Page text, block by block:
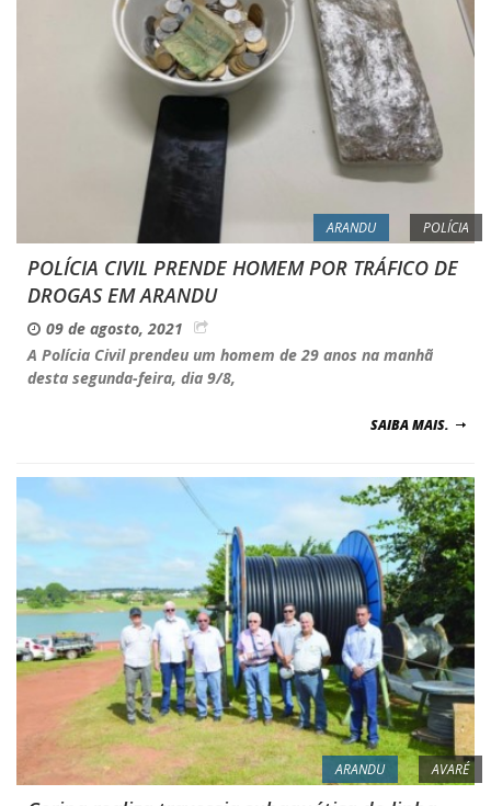
ARANDU POLÍCIA
POLÍCIA CIVIL PRENDE HOMEM POR TRÁFICO DE
DROGAS EM ARANDU
09 de agosto, 2021
A Polícia Civil prendeu um homem de 29 anos na manhã
desta segunda-feira, dia 9/8,
SAIBA MAIS.
ARANDU AVARÉ